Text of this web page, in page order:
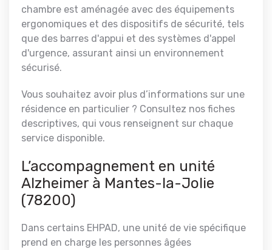
chambre est aménagée avec des équipements
ergonomiques et des dispositifs de sécurité, tels
que des barres d'appui et des systèmes d'appel
d'urgence, assurant ainsi un environnement
sécurisé.
Vous souhaitez avoir plus d’informations sur une
résidence en particulier ? Consultez nos fiches
descriptives, qui vous renseignent sur chaque
service disponible.
L’accompagnement en unité
Alzheimer à Mantes-la-Jolie
(78200)
Dans certains EHPAD, une unité de vie spécifique
prend en charge les personnes âgées